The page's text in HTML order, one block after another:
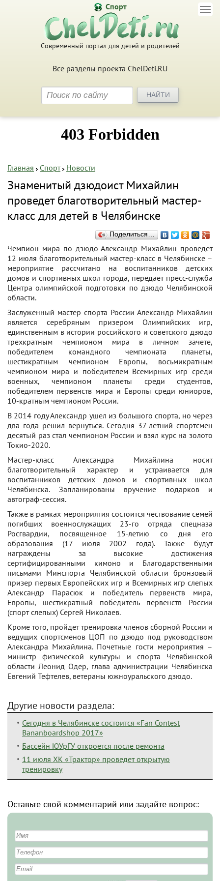
Современный портал для детей и родителей
Все разделы проекта ChelDeti.RU
Спорт
Главная Спорт Новости
Знаменитый дзюдоист Михайлин
проведет благотворительный мастер-
класс для детей в Челябинске
Поделиться…
Чемпион мира по дзюдо Александр Михайлин проведет
12 июля благотворительный мастер-класс в Челябинске –
мероприятие рассчитано на воспитанников детских
домов и спортивных школ города, передает пресс-служба
Центра олимпийской подготовки по дзюдо Челябинской
области.
Заслуженный мастер спорта России Александр Михайлин
является серебряным призером Олимпийских игр,
единственным в истории российского и советского дзюдо
трехкратным чемпионом мира в личном зачете,
победителем командного чемпионата планеты,
шестикратным чемпионом Европы, восьмикратным
чемпионом мира и победителем Всемирных игр среди
военных, чемпионом планеты среди студентов,
победителем первенств мира и Европы среди юниоров,
10-кратным чемпионом России.
В 2014 году Александр ушел из большого спорта, но через
два года решил вернуться. Сегодня 37-летний спортсмен
десятый раз стал чемпионом России и взял курс на золото
Токио-2020.
Мастер-класс Александра Михайлина носит
благотворительный характер и устраивается для
воспитанников детских домов и спортивных школ
Челябинска. Запланированы вручение подарков и
автограф-сессия.
Также в рамках мероприятия состоится чествование семей
погибших военнослужащих 23-го отряда спецназа
Росгвардии, посвященное 15-летию со дня его
образования (17 июля 2002 года). Также будут
награждены за высокие достижения
сертифицированными кимоно и Благодарственными
письмами Минспорта Челябинской области бронзовый
призер первых Европейских игр и Всемирных игр слепых
Александр Парасюк и победитель первенств мира,
Европы, шестикратный победитель первенств России
(спорт слепых) Сергей Николаев.
Кроме того, пройдет тренировка членов сборной России и
ведущих спортсменов ЦОП по дзюдо под руководством
Александра Михайлина. Почетные гости мероприятия –
министр физической культуры и спорта Челябинской
области Леонид Одер, глава администрации Челябинска
Евгений Тефтелев, ветераны южноуральского дзюдо.
Другие новости раздела:
Сегодня в Челябинске состоится «Fan Contest
Bananboardshop 2017»
Бассейн ЮУрГУ откроется после ремонта
11 июля ХК «Трактор» проведет открытую
тренировку
Оставьте свой комментарий или задайте вопрос: